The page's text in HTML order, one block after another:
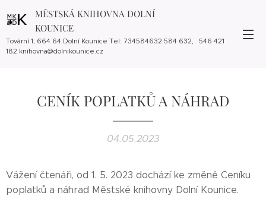
MĚSTSKÁ KNIHOVNA DOLNÍ
KOUNICE
Tovární 1, 664 64 Dolní Kounice Tel: 734584632 584 632, 546 421
182 knihovna@dolnikounice.cz
CENÍK POPLATKŮ A NÁHRAD
04.05.2023
Vážení čtenáři, od 1. 5. 2023 dochází ke změně Ceníku
poplatků a náhrad Městské knihovny Dolní Kounice.